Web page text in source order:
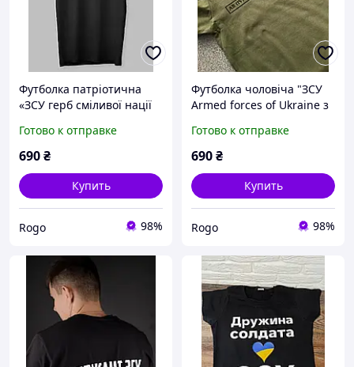
Футболка патріотична
«ЗСУ герб сміливої нації
Готово к отправке
690₴
Купить
Rogo 98%
Футболка чоловіча "ЗСУ
Armed forces of Ukraine з
Готово к отправке
690₴
Купить
Rogo 98%